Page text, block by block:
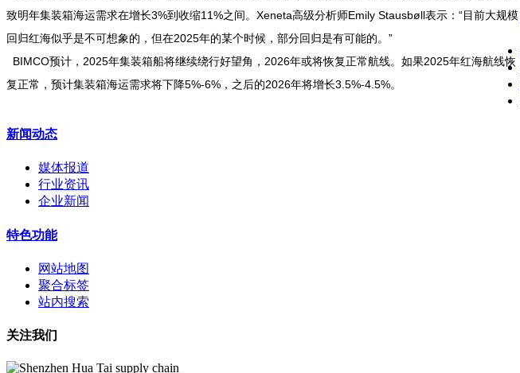
致明年集装箱海运需求在增长3%到收缩11%之间。Xeneta高级分析师Emily Stausbøll表示：“目前大规模
回归红海似乎是不可想象的，但在2025年的某个时候，部分回归是有可能的。”
BIMCO预计，2025年集装箱船将继续绕行好望角，2026年或将恢复正常航线。如果2025年红海航线恢
复正常，预计集装箱海运需求将下降5%-6%，之后的2026年将增长3.5%-4.5%。
新闻动态
媒体报道
行业资讯
企业新闻
特色功能
网站地图
聚合标签
站内搜索
关注我们